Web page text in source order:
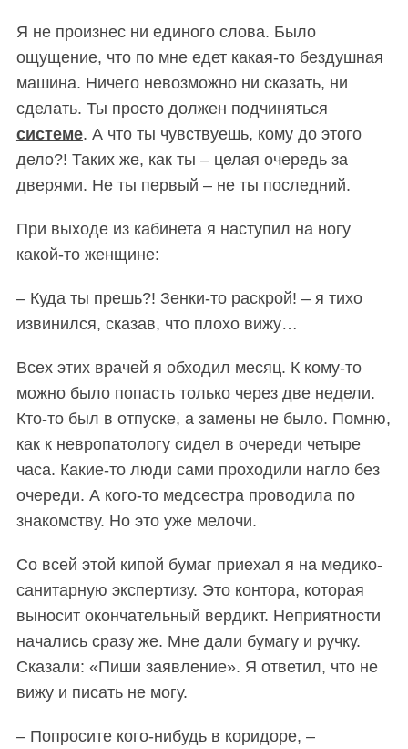
Я не произнес ни единого слова. Было
ощущение, что по мне едет какая-то бездушная
машина. Ничегоневозможно ни сказать, ни
сделать. Ты просто должен подчиняться
системе. А что ты чувствуешь, кому до этого
дело?! Таких же, как ты – целая очередь за
дверями. Не ты первый – не ты последний.
При выходе из кабинета я наступил на ногу
какой-то женщине:
– Куда ты прешь?! Зенки-то раскрой! – я тихо
извинился, сказав, что плохо вижу…
Всех этих врачей я обходил месяц. К кому-то
можно было попасть только через две недели.
Кто-то был в отпуске, а замены не было. Помню,
как к невропатологу сидел в очереди четыре
часа. Какие-то люди сами проходили нагло без
очереди. А кого-то медсестра проводила по
знакомству. Но это уже мелочи.
Со всей этой кипой бумаг приехал я на медико-
санитарную экспертизу. Это контора, которая
выносит окончательный вердикт. Неприятности
начались сразу же. Мне дали бумагу и ручку.
Сказали: «Пиши заявление». Я ответил, что не
вижу и писать не могу.
– Попросите кого-нибудь в коридоре, –
S
a
r
h
f
r
По авторам